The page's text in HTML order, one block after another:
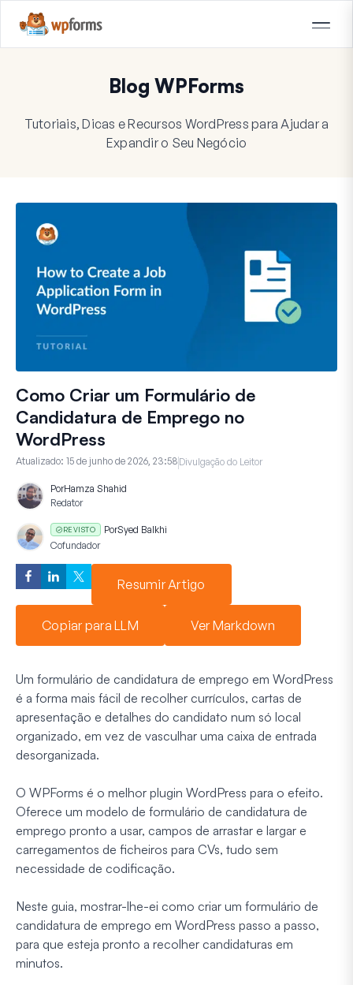
Blog WPForms
Tutoriais, Dicas e Recursos WordPress para Ajudar a
Expandir o Seu Negócio
Como Criar um Formulário de
Candidatura de Emprego no
WordPress
Atualizado: 15 de junho de 2026, 23:58 Divulgação do Leitor
PorHamza Shahid
Redator
REVISTO PorSyed Balkhi
Cofundador
Resumir Artigo
Copiar para LLM Ver Markdown
Um formulário de candidatura de emprego em WordPress
é a forma mais fácil de recolher currículos, cartas de
apresentação e detalhes do candidato num só local
organizado, em vez de vasculhar uma caixa de entrada
desorganizada.
O WPForms é o melhor plugin WordPress para o efeito.
Oferece um modelo de formulário de candidatura de
emprego pronto a usar, campos de arrastar e largar e
carregamentos de ficheiros para CVs, tudo sem
necessidade de codificação.
Neste guia, mostrar-lhe-ei como criar um formulário de
candidatura de emprego em WordPress passo a passo,
para que esteja pronto a recolher candidaturas em
minutos.